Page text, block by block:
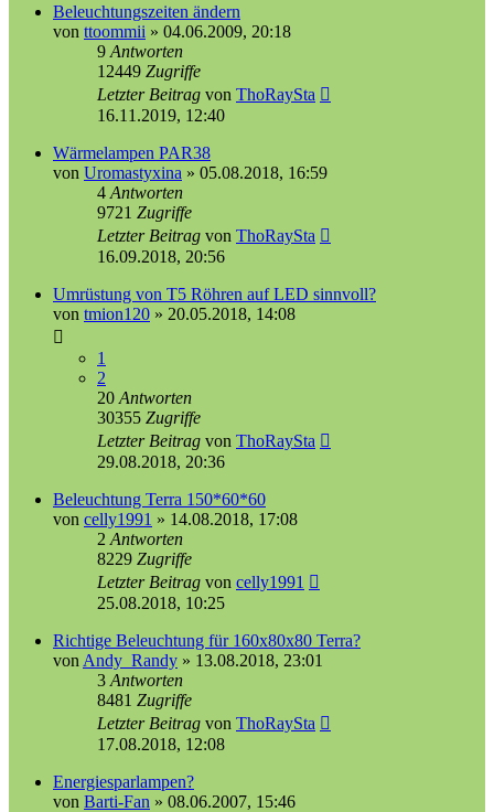
Beleuchtungszeiten ändern
von ttoommii » 04.06.2009, 20:18
9 Antworten
12449 Zugriffe
Letzter Beitrag von ThoRaySta
16.11.2019, 12:40
Wärmelampen PAR38
von Uromastyxina » 05.08.2018, 16:59
4 Antworten
9721 Zugriffe
Letzter Beitrag von ThoRaySta
16.09.2018, 20:56
Umrüstung von T5 Röhren auf LED sinnvoll?
von tmion120 » 20.05.2018, 14:08
1
2
20 Antworten
30355 Zugriffe
Letzter Beitrag von ThoRaySta
29.08.2018, 20:36
Beleuchtung Terra 150*60*60
von celly1991 » 14.08.2018, 17:08
2 Antworten
8229 Zugriffe
Letzter Beitrag von celly1991
25.08.2018, 10:25
Richtige Beleuchtung für 160x80x80 Terra?
von Andy_Randy » 13.08.2018, 23:01
3 Antworten
8481 Zugriffe
Letzter Beitrag von ThoRaySta
17.08.2018, 12:08
Energiesparlampen?
von Barti-Fan » 08.06.2007, 15:46